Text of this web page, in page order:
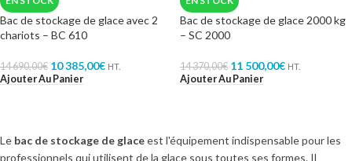
Bac de stockage de glace avec 2
chariots – BC 610
14 690,00€ 10 385,00€ HT.
Ajouter Au Panier
Bac de stockage de glace 2000 kg
– SC 2000
14 370,00€ 11 500,00€ HT.
Ajouter Au Panier
Le bac de stockage de glaceest l'équipement indispensable pour les
professionnels qui utilisent de la glace sous toutes ses formes. Il